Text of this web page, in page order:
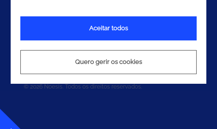
Termos e Condições
© 2026 Noesis. Todos os direitos reservados.
Quero gerir os cookies
Aceitar todos